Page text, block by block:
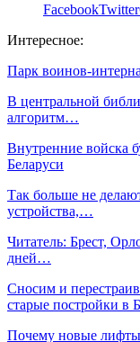
FacebookTwitter
Интересное:
Парк воинов-
В центральной
алгоритм…
Внутренние войска
Беларуси
Так больше не
устройства,…
Читатель: Брест,
дней…
Сносим и
старые постройки в
Почему новые лифты